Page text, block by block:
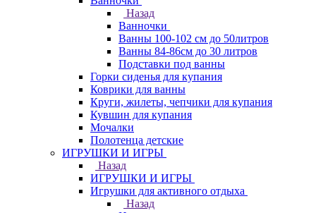
Назад
Ванночки
Ванны 100-102 см до 50литров
Ванны 84-86см до 30 литров
Подставки под ванны
Горки сиденья для купания
Коврики для ванны
Круги, жилеты, чепчики для купания
Кувшин для купания
Мочалки
Полотенца детские
ИГРУШКИ И ИГРЫ
Назад
ИГРУШКИ И ИГРЫ
Игрушки для активного отдыха
Назад